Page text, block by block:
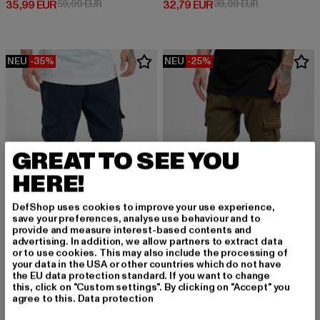
35,99 EUR
Derzeitiger Preis: 35,99 EUR
59,99 EURAktionspreis: 59,99 EUR
32,79 EUR
Derzeitiger Preis: 32,79 EUR
39,99 EURAktionspreis:
NEU -35%
URBAN CLASSICS
Cargo
38,99 EUR
Derzeitiger Preis: 38,99 EUR
59,99 EURAktionspreis: 59,99 EUR
NEU -25%
URBAN CLASSICS
Cargo
44,99 EUR
Derzeitiger Preis: 44,99 EUR
59,99 EURAktionspreis:
GREAT TO SEE YOU
HERE!
DefShop uses cookies to improve your use experience,
save your preferences, analyse use behaviour and to
provide and measure interest-based contents and
advertising. In addition, we allow partners to extract data
or to use cookies. This may also include the processing of
your data in the USA or other countries which do not have
the EU data protection standard. If you want to change
this, click on "Custom settings". By clicking on "Accept" you
agree to this. Data protection